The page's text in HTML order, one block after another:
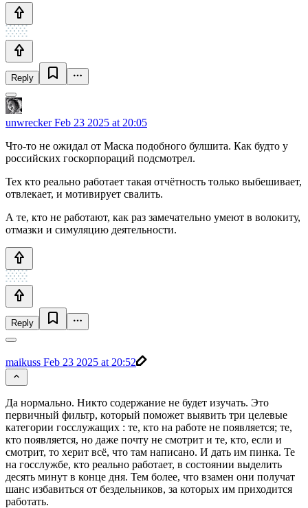
Reply
unwreckerFeb 23 2025 at 20:05
Что-то не ожидал от Маска подобного булшита. Как будто у
российских госкорпораций подсмотрел.
Тех кто реально работает такая отчётность только выбешивает,
отвлекает, и мотивирует свалить.
А те, кто не работают, как раз замечательно умеют в волокиту,
отмазки и симуляцию деятельности.
Reply
maikuss Feb 23 2025 at 20:52
Да нормально. Никто содержание не будет изучать. Это
первичный фильтр, который поможет выявить три целевые
категории госслужащих : те, кто на работе не появляется; те,
кто появляется, но даже почту не смотрит и те, кто, если и
смотрит, то херит всё, что там написано. И дать им пинка. Те
на госслужбе, кто реально работает, в состоянии выделить
десять минут в конце дня. Тем более, что взамен они получат
шанс избавиться от бездельников, за которых им приходится
работать.